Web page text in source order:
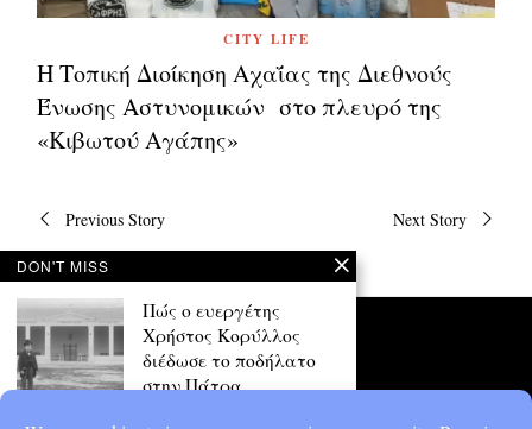
CITY LIFE
Η Τοπική Διοίκηση Αχαΐας της Διεθνούς
Ένωσης Αστυνομικών στο πλευρό της
«Κιβωτού Αγάπης»
Πλοήγηση
Previous Story Next Story
DON'T MISS
Πώς ο ευεργέτης
Χρήστος Κορύλλος
διέδωσε το ποδήλατο
στην Πάτρα